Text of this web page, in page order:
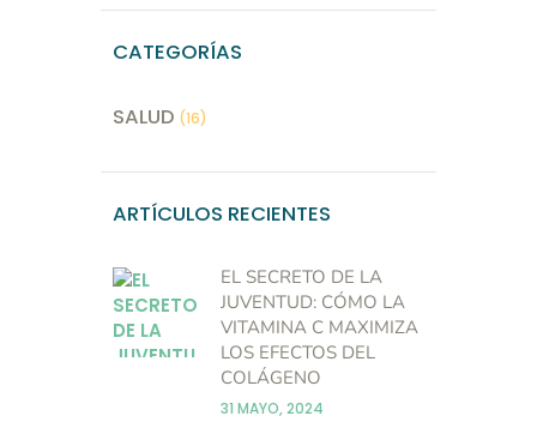
CATEGORÍAS
SALUD (16)
ARTÍCULOS RECIENTES
EL SECRETO DE LA
JUVENTUD: CÓMO LA
VITAMINA C MAXIMIZA
LOS EFECTOS DEL
COLÁGENO
31 MAYO, 2024